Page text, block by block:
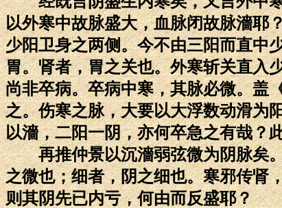
以外寒中故脉盛大，血脉闭故脉濇耶
少阳卫身之两侧。今不由三阳而直中
胃。肾者，胃之关也。外寒斩关直入
尚非卒病。卒病中寒，其脉必微。盖
之。伤寒之脉，大要以大浮数动滑为
以濇，二阳一阴，亦何卒急之有哉？
再推仲景以沉濇弱弦微为阴脉矣。
之微也；细者，阴之细也。寒邪传肾
则其阴先已内亏，何由而反盛耶？